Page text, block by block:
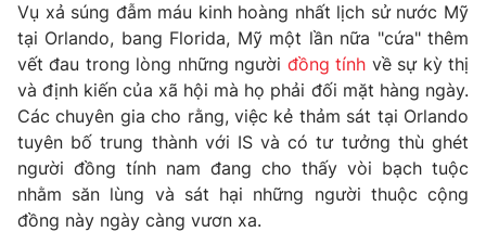
Khán giả
Giải sao mai
Âm nhạc
Sao
Du lịch
Làm đẹp
Chất lượng cuộc sống
Giáo dục
Tuyển sinh
Học trực tuyến
Công nghệ
Hitech Công nghệ tương lai
Sản phẩm
Giao lưu trực tuyến
Vụ xả súng đẫm máu kinh hoàng nhất lịch sử nước Mỹ
tại Orlando, bang Florida, Mỹ một lần nữa "cứa" thêm
vết đau trong lòng những người đồng tính về sự kỳ thị
và định kiến của xã hội mà họ phải đối mặt hàng ngày.
Các chuyên gia cho rằng, việc kẻ thảm sát tại Orlando
tuyên bố trung thành với IS và có tư tưởng thù ghét
người đồng tính nam đang cho thấy vòi bạch tuộc
nhằm săn lùng và sát hại những người thuộc cộng
đồng này ngày càng vươn xa.